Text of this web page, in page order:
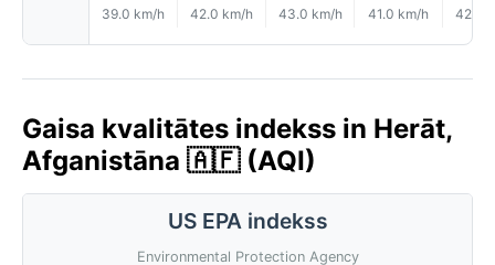
39.0 km/h 42.0 km/h 43.0 km/h 41.0 km/h 42.0
Gaisa kvalitātes indekss in Herāt,
Afganistāna 🇦🇫 (AQI)
US EPA indekss
Environmental Protection Agency